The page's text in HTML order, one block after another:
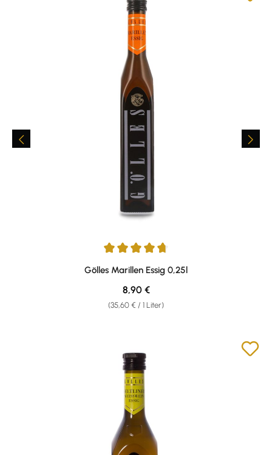
Durchschnittliche Bewertung von 4.83 von 5 Sternen
Gölles Marillen Essig 0,25l
(35,60 € / 1 Liter)
Regulärer Preis:
8,90 €